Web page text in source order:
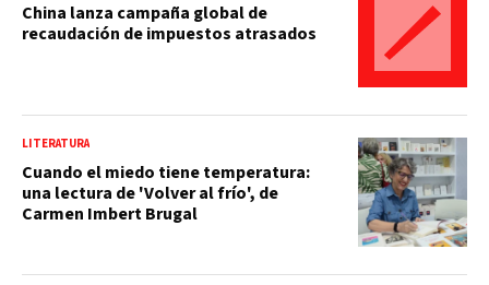
China lanza campaña global de
recaudación de impuestos atrasados
LITERATURA
Cuando el miedo tiene temperatura:
una lectura de 'Volver al frío', de
Carmen Imbert Brugal